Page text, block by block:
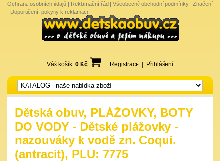
Ochrana osobních údajů | Reklamační řád | Všeobecné obchodní podmínky | Značení
| Doporučení, pokyny k reklamaci
Váš košík: 0 Kč Registrace Přihlášení
Dětská obuv, PLÁŽOVKY, BOTY
DO VODY - Dětské plážovky -
nazouváky k vodě zn. Coqui.
(antracit), PLU: 7775